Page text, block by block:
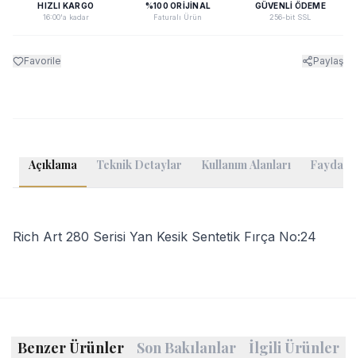
HIZLI KARGO
16:00'a kadar
%100 ORIJINAL
Faturalı Ürün
GÜVENLI ÖDEME
256-bit SSL
Favorile Paylaş
Açıklama Teknik Detaylar Kullanım Alanları
Rich Art 280 Serisi Yan Kesik Sentetik Fırça No:24
Benzer Ürünler Son Bakılanlar İlgili Ürünler